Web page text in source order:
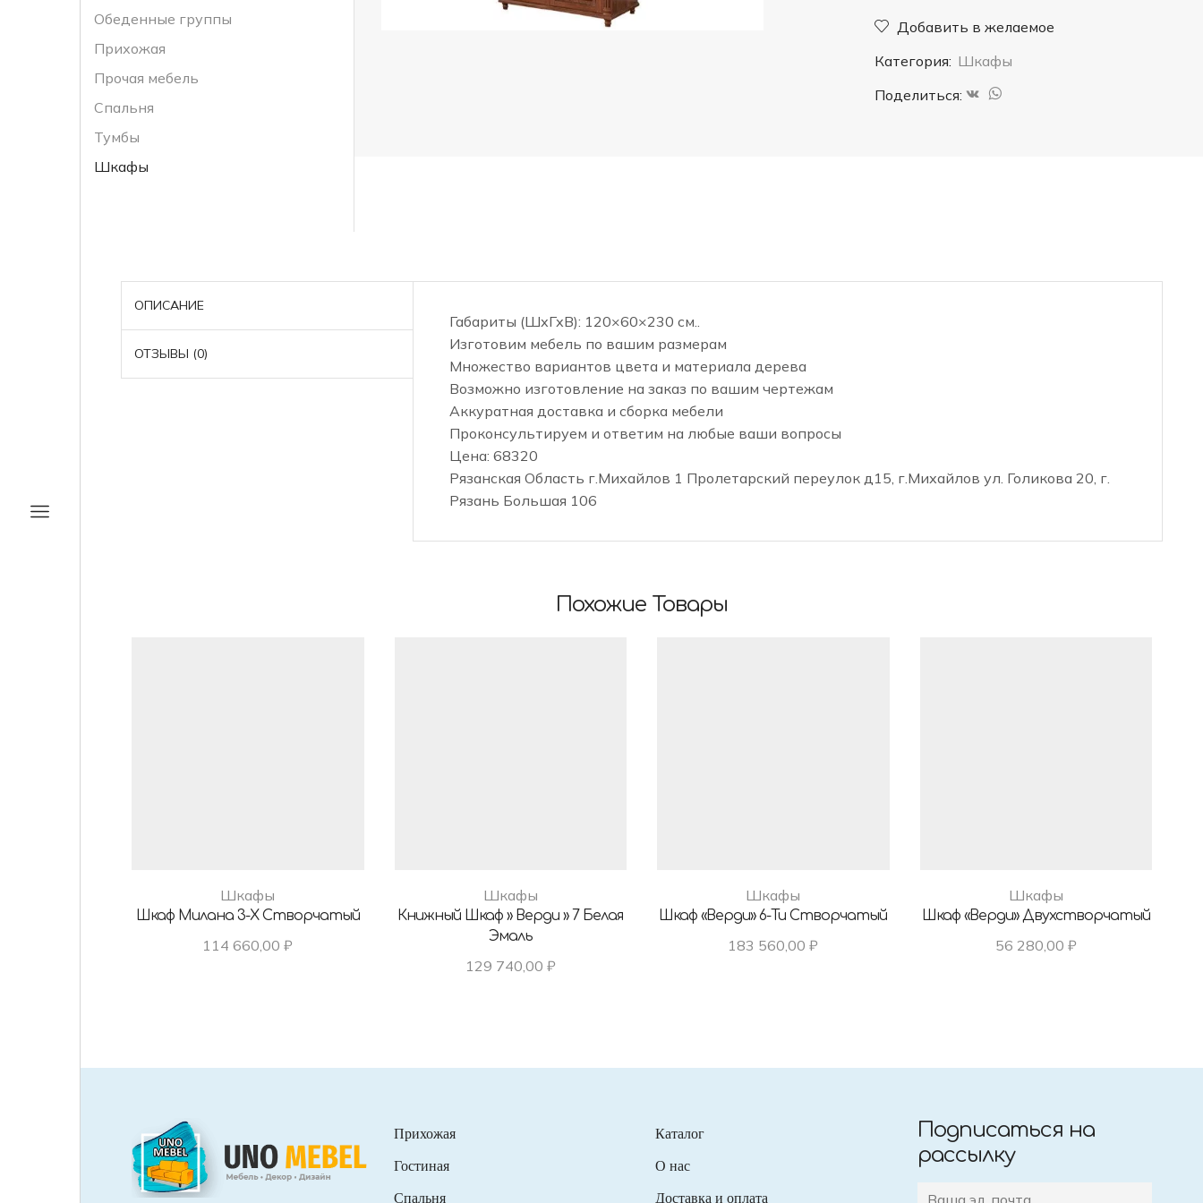
"
двухстворчатый
Добавить в желаемое
Категория: Шкафы
Поделиться:
Обеденные группы
Прихожая
Прочая мебель
Спальня
Тумбы
Шкафы
ОПИСАНИЕ
ОТЗЫВЫ (0)
Габариты (ШхГхВ): 120×60×230 см..
Изготовим мебель по вашим размерам
Множество вариантов цвета и материала дерева
Возможно изготовление на заказ по вашим чертежам
Аккуратная доставка и сборка мебели
Проконсультируем и ответим на любые ваши вопросы
Цена: 68320
Рязанская Область г.Михайлов 1 Пролетарский переулок д15, г.Михайлов ул. Голикова 20, г.
Рязань Большая 106
Похожие Товары
Шкафы
Шкаф Милана 3-Х Створчатый
114 660,00₽
Шкафы
Книжный Шкаф » Верди » 7 Белая
Эмаль
129 740,00 ₽
Шкафы
Шкаф «Верди» 6-Ти Створчатый
183 560,00₽
Шкафы
Шкаф «Верди» Двухстворчатый
56 280,00 ₽
Прихожая
Гостиная
Спальня
Каталог
О нас
Доставка и оплата
Подписаться на
рассылку